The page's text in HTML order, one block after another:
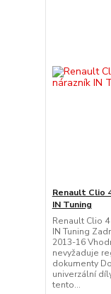
Renault Clio
IN Tuning
Renault Clio
IN Tuning
2013-16
nevyžaduje
dokumenty
univerzální
tento...